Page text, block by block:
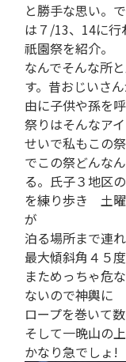
と勝手な思い。
は７/13、14に
祇園祭を紹介。
なんでそんな所
す。昔おじいさ
由に子供や孫を
祭りはそんなア
せいで私もこの祭
でこの祭どんな
る。氏子３地区
を練り歩き 土曜
が
泊る場所まで連
最大傾斜角４５
まためっちゃ危
ないので神輿に
ロープを巻いて
そして一晩山の
かなり急でしょ!